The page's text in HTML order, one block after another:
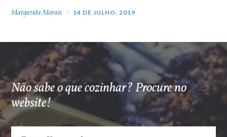
Margarida Morais 14 DE JULHO, 2019
Não sabe o que cozinhar? Procure no
website!